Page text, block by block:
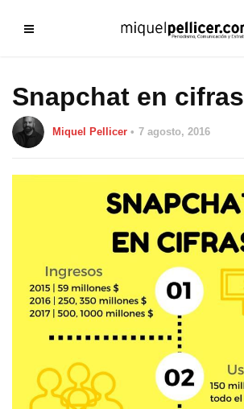
Snapchat en cifras
Miquel Pellicer 7 agosto, 2016